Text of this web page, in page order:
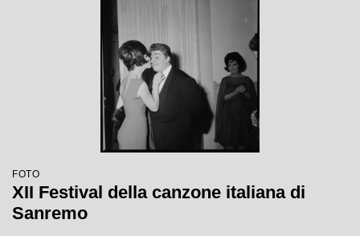
FOTO
XII Festival della canzone italiana di
Sanremo